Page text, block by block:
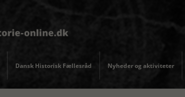
Dansk Historisk Fællesråd Nyheder og aktiviteter